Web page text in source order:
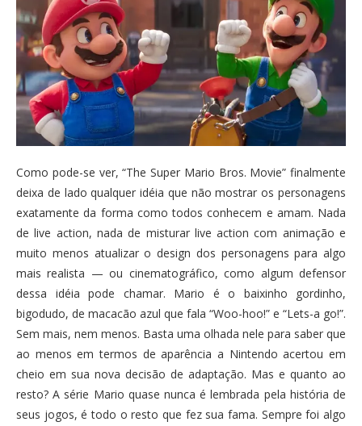
Como pode-se ver, “The Super Mario Bros. Movie” finalmente
deixa de lado qualquer idéia que não mostrar os personagens
exatamente da forma como todos conhecem e amam. Nada
de live action, nada de misturar live action com animação e
muito menos atualizar o design dos personagens para algo
mais realista — ou cinematográfico, como algum defensor
dessa idéia pode chamar. Mario é o baixinho gordinho,
bigodudo, de macacão azul que fala “Woo-hoo!” e “Lets-a go!”.
Sem mais, nem menos. Basta uma olhada nele para saber que
ao menos em termos de aparência a Nintendo acertou em
cheio em sua nova decisão de adaptação. Mas e quanto ao
resto? A série Mario quase nunca é lembrada pela história de
seus jogos, é todo o resto que fez sua fama. Sempre foi algo